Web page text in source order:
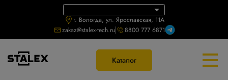
г. Вологда, ул. Ярославская, 11А
zakaz@stalex-tech.ru
8800 777 6871
Каталог